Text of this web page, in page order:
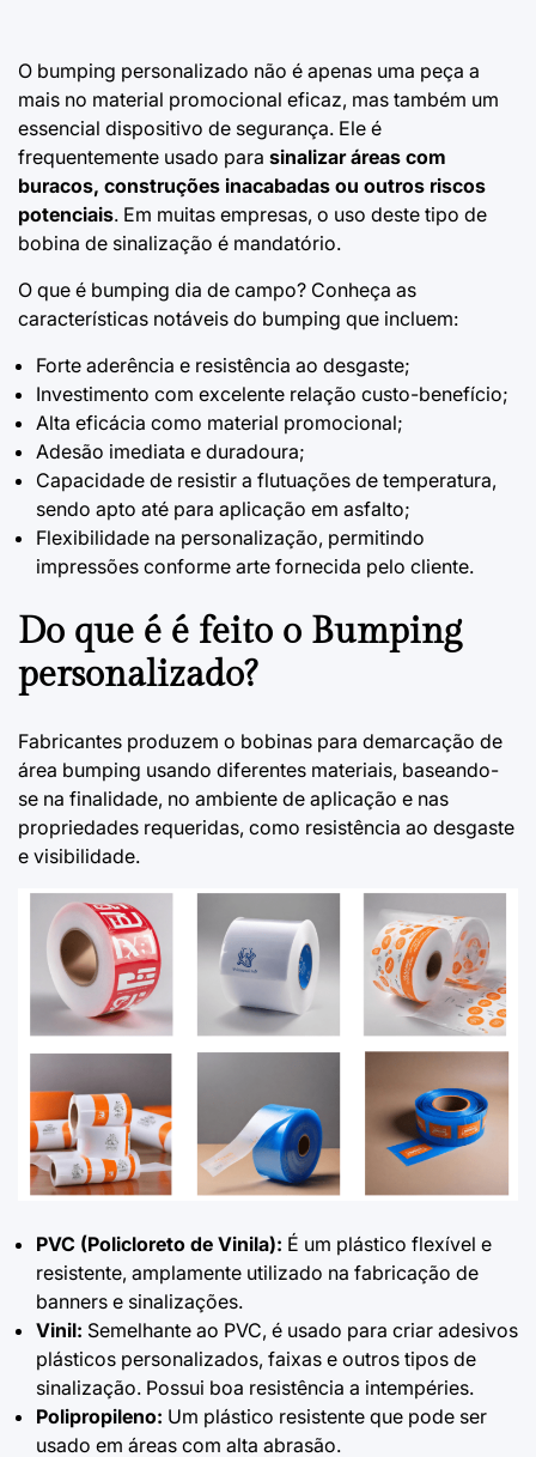
O bumping personalizado não é apenas uma peça a
mais no material promocional eficaz, mas também um
essencial dispositivo de segurança. Ele é
frequentemente usado para sinalizar áreas com
buracos, construções inacabadas ou outros riscos
potenciais. Em muitas empresas, o uso deste tipo de
bobina de sinalização é mandatório.
O que é bumping dia de campo? Conheça as
características notáveis do bumping que incluem:
Forte aderência e resistência ao desgaste;
Investimento com excelente relação custo-benefício;
Alta eficácia como material promocional;
Adesão imediata e duradoura;
Capacidade de resistir a flutuações de temperatura,
sendo apto até para aplicação em asfalto;
Flexibilidade na personalização, permitindo
impressões conforme arte fornecida pelo cliente.
Do que é é feito o Bumping
personalizado?
Fabricantes produzem o bobinas para demarcação de
área bumping usando diferentes materiais, baseando-
se na finalidade, no ambiente de aplicação e nas
propriedades requeridas, como resistência ao desgaste
e visibilidade.
PVC (Policloreto de Vinila): É um plástico flexível e
resistente, amplamente utilizado na fabricação de
banners e sinalizações.
Vinil: Semelhante ao PVC, é usado para criar adesivos
plásticos personalizados, faixas e outros tipos de
sinalização. Possui boa resistência a intempéries.
Polipropileno: Um plástico resistente que pode ser
usado em áreas com alta abrasão.